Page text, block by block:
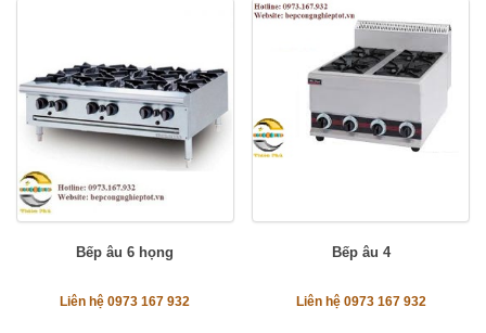
Bếp âu 6 họng
Liên hệ 0973 167 932
Bếp âu 4
Liên hệ 0973 167 932